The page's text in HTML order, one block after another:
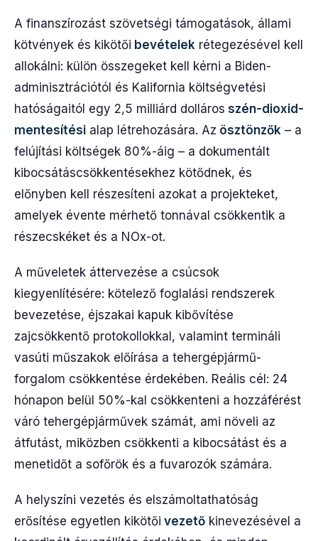
A finanszírozást szövetségi támogatások, állami
kötvények és kikötői bevételek rétegezésével kell
allokálni: külön összegeket kell kérni a Biden-
adminisztrációtól és Kalifornia költségvetési
hatóságaitól egy 2,5 milliárd dolláros szén-dioxid-
mentesítési alap létrehozására. Az ösztönzők – a
felújítási költségek 80%-áig – a dokumentált
kibocsátáscsökkentésekhez kötődnek, és
előnyben kell részesíteni azokat a projekteket,
amelyek évente mérhető tonnával csökkentik a
részecskéket és a NOx-ot.
A műveletek áttervezése a csúcsok
kiegyenlítésére: kötelező foglalási rendszerek
bevezetése, éjszakai kapuk kibővítése
zajcsökkentő protokollokkal, valamint termináli
vasúti műszakok előírása a tehergépjármű-
forgalom csökkentése érdekében. Reális cél: 24
hónapon belül 50%-kal csökkenteni a hozzáférést
váró tehergépjárművek számát, ami növeli az
átfutást, miközben csökkenti a kibocsátást és a
menetidőt a sofőrök és a fuvarozók számára.
A helyszíni vezetés és elszámoltathatóság
erősítése egyetlen kikötői vezető kinevezésével a